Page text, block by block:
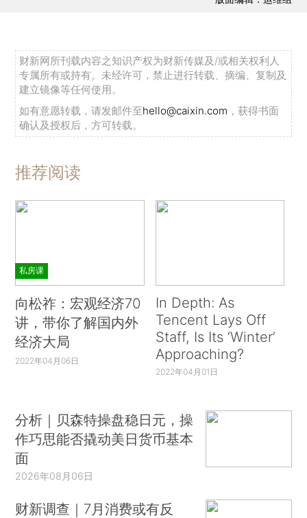
财新网所刊载内容之知识产权为财新传媒及/或相关权利人
专属所有或持有。未经许可，禁止进行转载、摘编、复制及
建立镜像等任何使用。
如有意愿转载，请发邮件至hello@caixin.com ，获得书面
确认及授权后，方可转载。
推荐阅读
私房课
向松祚：宏观经济70
讲，带你了解国内外
经济大局
2022年04月06日
In Depth: As
Tencent Lays Off
Staff, Is Its ‘Winter’
Approaching?
2022年04月01日
分析｜贝森特操盘稳日元，操
作巧思能否撬动美日货币基本
面
2026年08月06日
财新调查｜7月消费或有反